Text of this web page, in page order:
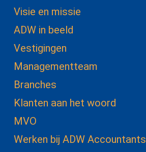
Visie en missie
ADW in beeld
Vestigingen
Managementteam
Branches
Klanten aan het woord
MVO
Werken bij ADW Accountants